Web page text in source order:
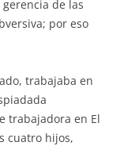
de las
por eso
trabajaba en
trabajadora en El
cuatro hijos,